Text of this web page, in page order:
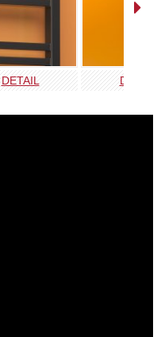
DETAIL DETAIL